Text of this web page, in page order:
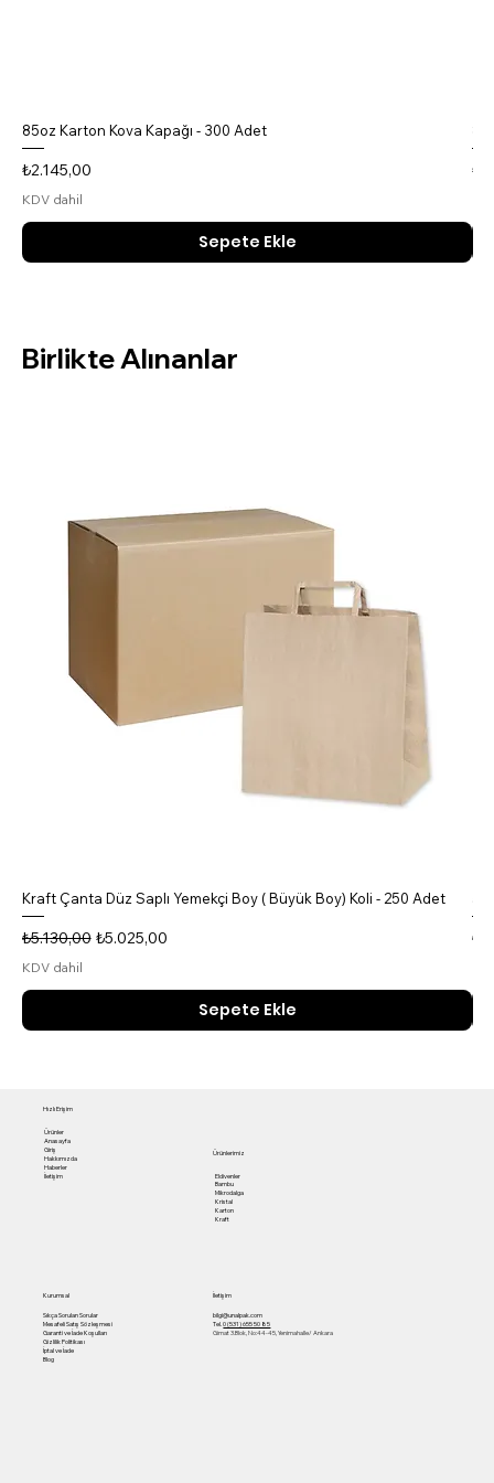
85oz Karton Kova Kapağı - 300 Adet
Fiyat
₺2.145,00
KDV dahil
Sepete Ekle
Birlikte Alınanlar
Kraft Çanta Düz Saplı Yemekçi Boy ( Büyük Boy) Koli - 250 Adet
Normal Fiyat
₺5.130,00 İndirimli Fiyat
₺5.025,00
KDV dahil
Sepete Ekle
Ürünlerimiz
Eldivenler
Bambu
Mikrodalga
Kristal
Karton
Kraft
Hızlı Erişim
Ürünler
Anasayfa
Giriş
Hakkımızda
Haberler
İletişim
Kurumsal
Sıkça Sorulan Sorular
Mesafeli Satış Sözleşmesi
Garanti ve İade Koşulları
Gizlilik Politikası
İptal ve İade
Blog
İletişim
bilgi@unalpak.com
Tel.0 (531) 655 50 85
Gimat 3.Blok, No:44-45, Yenimahalle/ Ankara